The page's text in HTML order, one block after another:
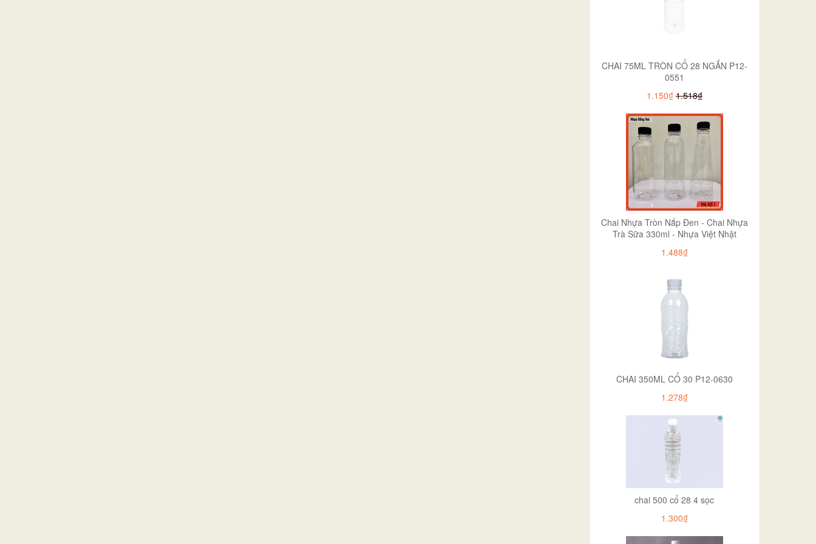
CHAI 75ML TRÒN CỔ 28 NGẮN P12-
0551
1.150₫ 1.518₫
Chai Nhựa Tròn Nắp Đen - Chai Nhựa
Trà Sữa 330ml - Nhựa Việt Nhật
1.488₫
CHAI 350ML CỔ 30 P12-0630
1.278₫
chai 500 cổ 28 4 sọc
1.300₫